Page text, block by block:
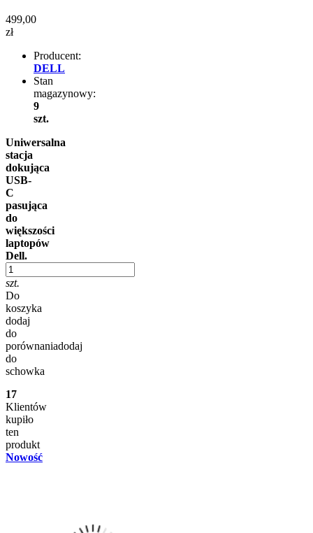
499,00
zł
Producent:
DELL
Stan
magazynowy:
9
szt.
Uniwersalna
stacja
dokująca
USB-
C
pasująca
do
większości
laptopów
Dell.
szt.
Do
koszyka
dodaj
do
porównaniadodaj
do
schowka
17
Klientów
kupiło
ten
produkt
Nowość